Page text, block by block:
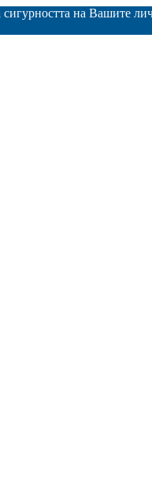
на Вашите